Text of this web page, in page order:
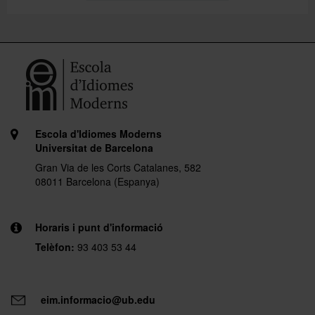
Escola d'Idiomes Moderns
Universitat de Barcelona
Gran Via de les Corts Catalanes, 582
08011 Barcelona (Espanya)
Horaris i punt d'informació
Telèfon: 93 403 53 44
eim.informacio@ub.edu